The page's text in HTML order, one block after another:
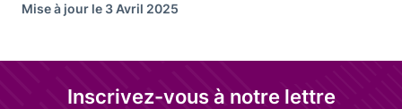
Mise à jour le 3 Avril 2025
Inscrivez-vous à notre lettre